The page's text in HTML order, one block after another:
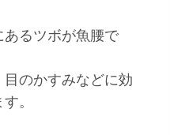
るツボが魚腰で
のかすみなどに効
。